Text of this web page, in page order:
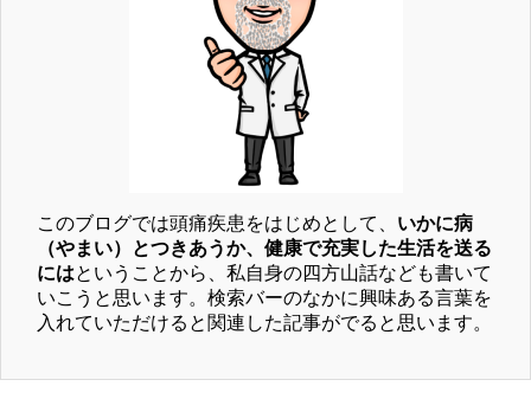
このブログでは頭痛疾患をはじめとして、 いかに病
（やまい）とつきあうか、健康で充実した生活を送る
にはということから、私自身の四方山話なども書いて
いこうと思います。検索バーのなかに興味ある言葉を
入れていただけると関連した記事がでると思います。